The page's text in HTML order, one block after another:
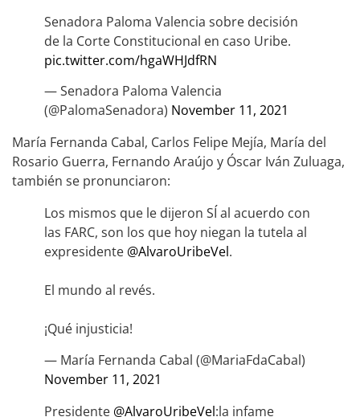
Senadora Paloma Valencia sobre decisión
de la Corte Constitucional en caso Uribe.
pic.twitter.com/hgaWHJdfRN
— Senadora Paloma Valencia
(@PalomaSenadora) November 11, 2021
María Fernanda Cabal, Carlos Felipe Mejía, María del
Rosario Guerra, Fernando Araújo y Óscar Iván Zuluaga,
también se pronunciaron:
Los mismos que le dijeron SÍ al acuerdo con
las FARC, son los que hoy niegan la tutela al
expresidente @AlvaroUribeVel.
El mundo al revés.
¡Qué injusticia!
— María Fernanda Cabal (@MariaFdaCabal)
November 11, 2021
Presidente @AlvaroUribeVel:la infame